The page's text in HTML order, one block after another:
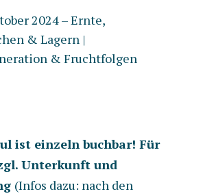
2024 –Ernte,
& Lagern |
& Fruchtfolgen
ist einzeln buchbar! Für
Unterkunft und
(Infos dazu: nach den